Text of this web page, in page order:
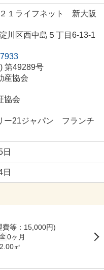
１ライフネット 新大阪
川区西中島５丁目6-13-1
第49289号
産協会
協会
ー21ジャパン フランチ
費等：15,000円)
0ヶ月
㎡